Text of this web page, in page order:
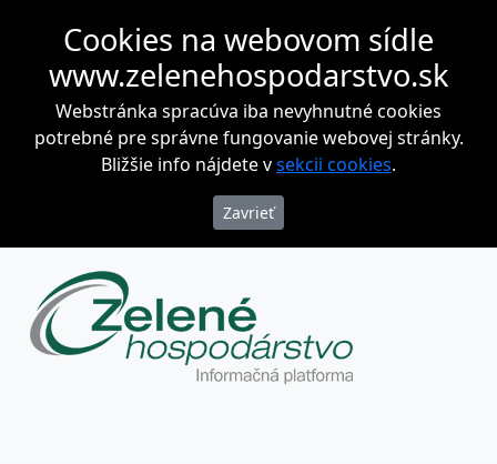
Cookies na webovom sídle
www.zelenehospodarstvo.sk
Webstránka spracúva iba nevyhnutné cookies
potrebné pre správne fungovanie webovej stránky.
Bližšie info nájdete vsekcii cookies.